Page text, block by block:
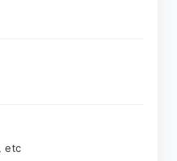
etc